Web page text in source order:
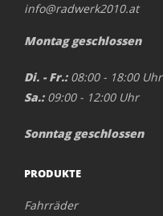
info@radwerk2010.at
Montag geschlossen
Di. - Fr.:08:00 - 18:00 Uhr
Sa.:09:00 - 12:00 Uhr
Sonntag geschlossen
PRODUKTE
Fahrräder